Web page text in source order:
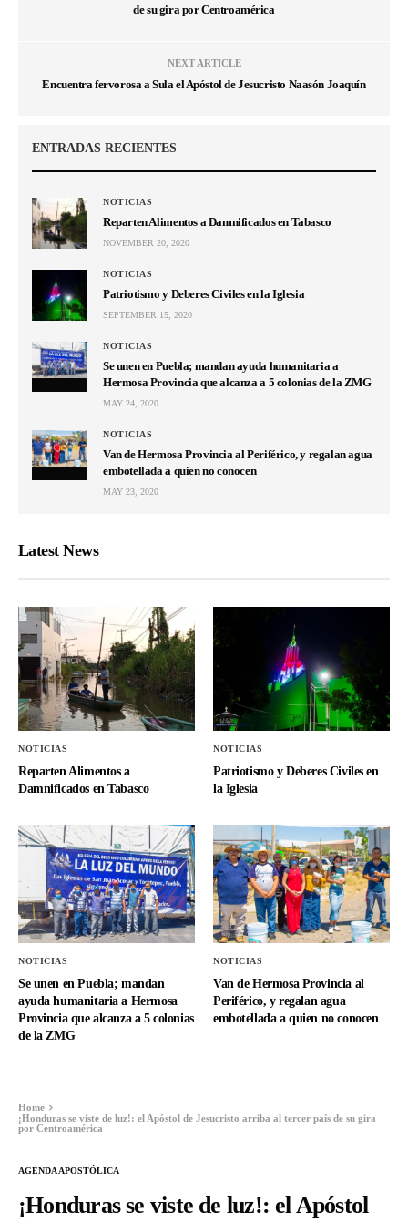
de su gira por Centroamérica
NEXT ARTICLE
Encuentra fervorosa a Sula el Apóstol de Jesucristo Naasón Joaquín
ENTRADAS RECIENTES
NOTICIAS
Reparten Alimentos a Damnificados en Tabasco
NOVEMBER 20, 2020
NOTICIAS
Patriotismo y Deberes Civiles en la Iglesia
SEPTEMBER 15, 2020
NOTICIAS
Se unen en Puebla; mandan ayuda humanitaria a
Hermosa Provincia que alcanza a 5 colonias de la ZMG
MAY 24, 2020
NOTICIAS
Van de Hermosa Provincia al Periférico, y regalan agua
embotellada a quien no conocen
MAY 23, 2020
Latest News
NOTICIAS
Reparten Alimentos a
Damnificados en Tabasco
NOTICIAS
Patriotismo y Deberes Civiles en
la Iglesia
NOTICIAS
Se unen en Puebla; mandan
ayuda humanitaria a Hermosa
Provincia que alcanza a 5 colonias
de la ZMG
NOTICIAS
Van de Hermosa Provincia al
Periférico, y regalan agua
embotellada a quien no conocen
Home
¡Honduras se viste de luz!: el Apóstol de Jesucristo arriba al tercer país de su gira
por Centroamérica
AGENDA APOSTÓLICA
¡Honduras se viste de luz!: el Apóstol